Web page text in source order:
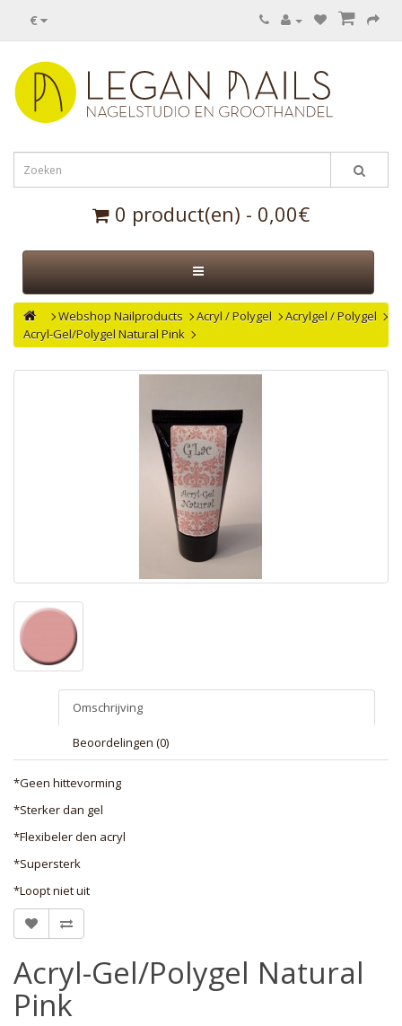
€
0 product(en) - 0,00€
Webshop Nailproducts Acryl / Polygel
Acrylgel / Polygel
Acryl-Gel/Polygel Natural Pink
Omschrijving
Beoordelingen (0)
*Geen hittevorming
*Sterker dan gel
*Flexibeler den acryl
*Supersterk
*Loopt niet uit
Acryl-Gel/Polygel Natural
Pink